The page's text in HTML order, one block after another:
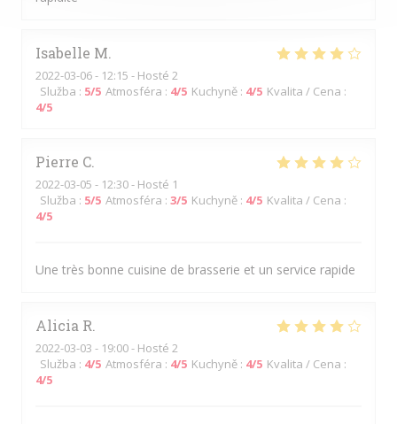
Isabelle M
2022-03-06- 12:15 - Hosté 2
Služba : 5/5 Atmosféra : 4/5 Kuchyně : 4/5 Kvalita / Cena :
4/5
Pierre C
2022-03-05 - 12:30 - Hosté 1
Služba : 5/5 Atmosféra : 3/5 Kuchyně : 4/5 Kvalita / Cena :
4/5
Une très bonne cuisine de brasserie et un service rapide
Alicia R
2022-03-03 - 19:00 - Hosté 2
Služba : 4/5 Atmosféra : 4/5 Kuchyně : 4/5 Kvalita / Cena :
4/5